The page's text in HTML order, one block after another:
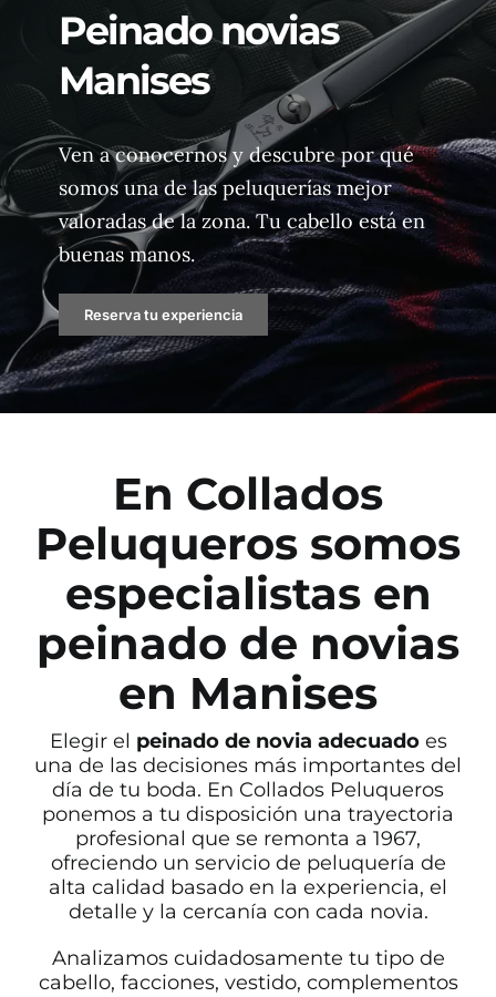
Conócenos
Para Ella
Para El
Cosmética Y Tratamientos
Galería
Estetica
Contacto
Peinado novias
Manises
Ven a conocernos y descubre por qué
somos una de las peluquerías mejor
valoradas de la zona. Tu cabello está en
buenas manos.
Reserva tu experiencia
En Collados
Peluqueros somos
especialistas en
peinado de novias
en Manises
Elegir el peinado de novia adecuadoes
una de las decisiones más importantes del
día de tu boda. En Collados Peluqueros
ponemos a tu disposición una trayectoria
profesional que se remonta a 1967,
ofreciendo un servicio de peluquería de
alta calidad basado en la experiencia, el
detalle y la cercanía con cada novia.
Analizamos cuidadosamente tu tipo de
cabello, facciones, vestido, complementos